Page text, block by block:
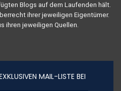
Blogs auf dem Laufenden hält.
ihrer jeweiligen Eigentümer.
ihren jeweiligen Quellen.
MAIL-LISTE BEI